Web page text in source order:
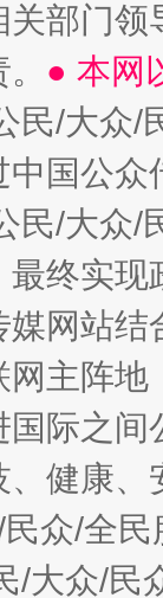
部门
● 本网
民/大众
国公
民/大众
最终实
网站
主阵
际之
健康
众/全
/大众/民